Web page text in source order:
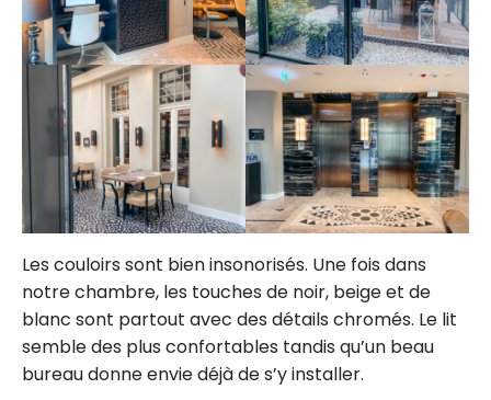
Les couloirs sont bien insonorisés. Une fois dans
notre chambre, les touches de noir, beige et de
blanc sont partout avec des détails chromés. Le lit
semble des plus confortables tandis qu’un beau
bureau donne envie déjà de s’y installer.